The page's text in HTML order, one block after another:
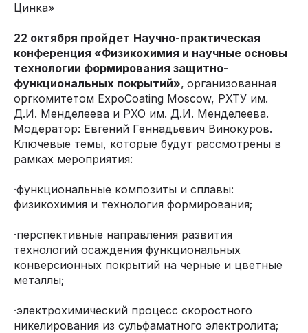
Цинка»
22 октября пройдет Научно-практическая
конференция «Физикохимия и научные основы
технологии формирования защитно-
функциональных покрытий», организованная
оргкомитетом ExpoCoating Moscow, РХТУ им.
Д.И. Менделеева и РХО им. Д.И. Менделеева.
Модератор: Евгений Геннадьевич Винокуров.
Ключевые темы, которые будут рассмотрены в
рамках мероприятия:
·функциональные композиты и сплавы:
физикохимия и технология формирования;
·перспективные направления развития
технологий осаждения функциональных
конверсионных покрытий на черные и цветные
металлы;
·электрохимический процесс скоростного
никелирования из сульфаматного электролита;